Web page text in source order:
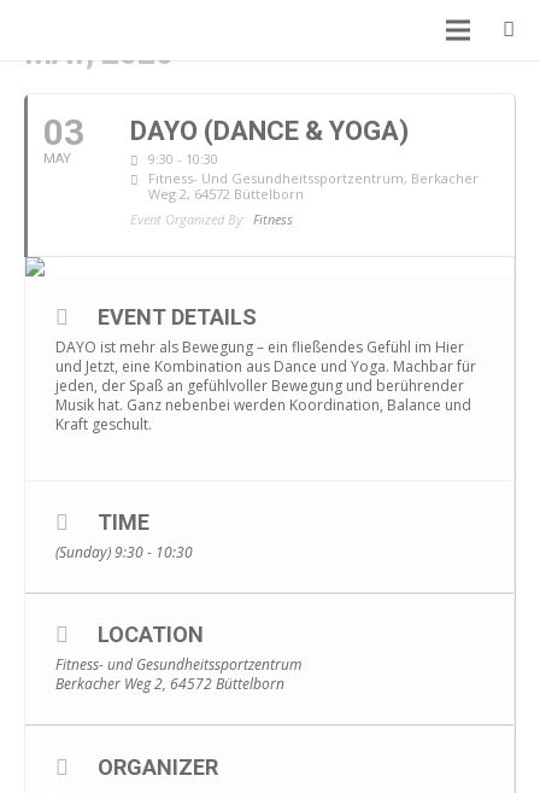
MAY, 2026
03
MAY
DAYO (DANCE & YOGA)
9:30 - 10:30
Fitness- Und Gesundheitssportzentrum, Berkacher
Weg 2, 64572 Büttelborn
Event Organized By: Fitness
EVENT DETAILS
DAYO ist mehr als Bewegung – ein fließendes Gefühl im Hier
und Jetzt, eine Kombination aus Dance und Yoga. Machbar für
jeden, der Spaß an gefühlvoller Bewegung und berührender
Musik hat. Ganz nebenbei werden Koordination, Balance und
Kraft geschult.
TIME
(Sunday) 9:30 - 10:30
LOCATION
Fitness- und Gesundheitssportzentrum
Berkacher Weg 2, 64572 Büttelborn
ORGANIZER